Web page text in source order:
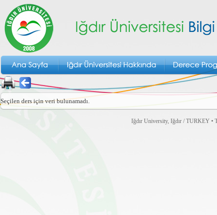
Seçilen ders için veri bulunamadı.
Iğdır University, Iğdır / TURKEY •